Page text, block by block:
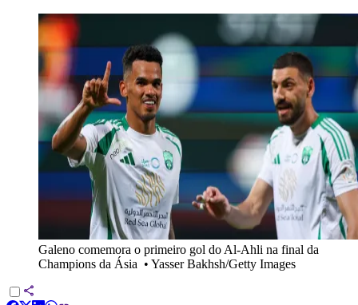
Galeno comemora o primeiro gol do Al-Ahli na final da
Champions da Ásia • Yasser Bakhsh/Getty Images